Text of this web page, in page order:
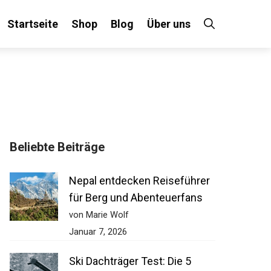
Startseite Shop Blog Über uns
Beliebte Beiträge
Nepal entdecken Reiseführer
für Berg und Abenteuerfans
von Marie Wolf
Januar 7, 2026
Ski Dachträger Test: Die 5